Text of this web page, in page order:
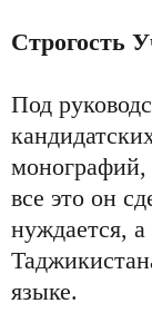
Строгость
Под
монографий,
все это он
нуждается,
языке.